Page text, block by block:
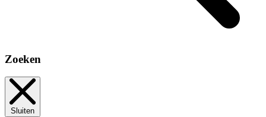
Zoeken
Sluiten